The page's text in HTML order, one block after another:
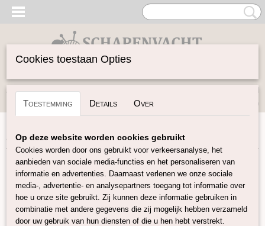
Inloggen Registreren
(0)
Home>Vilten>Vilt 30x30>Vilt 30x30 Winter
Cookies toestaan Opties
Toestemming Details Over
Op deze website worden cookies gebruikt
Cookies worden door ons gebruikt voor verkeersanalyse, het
aanbieden van sociale media-functies en het personaliseren van
informatie en advertenties. Daarnaast verlenen we onze sociale
media-, advertentie- en analysepartners toegang tot informatie over
hoe u onze site gebruikt. Zij kunnen deze informatie gebruiken in
combinatie met andere gegevens die zij mogelijk hebben verzameld
door uw gebruik van hun diensten of die u hen hebt verstrekt.